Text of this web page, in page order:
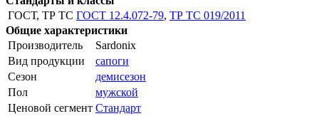
ГОСТ, ТР ТС ГОСТ 12.4.072-79, ТР ТС 019/2011
Общие характеристики
Производитель
Sardonix
Вид продукции
сапоги
Сезон
демисезон
Пол
мужской
Ценовой сегмент Стандарт